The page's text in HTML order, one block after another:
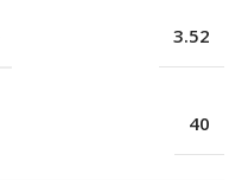
3.52
40